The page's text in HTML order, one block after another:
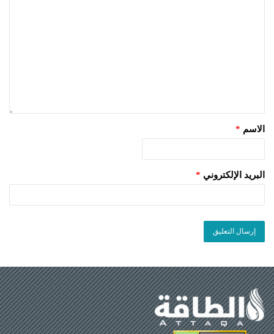
الاسم *
البريد الإلكتروني *